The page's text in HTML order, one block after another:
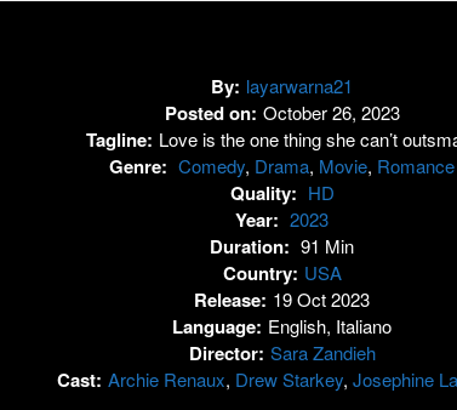
By: layarwarna21
Posted on: October 26, 2023
Tagline: Love is the one thing she can’t
Genre: Comedy, Drama, Movie, Romance
Quality: HD
Year: 2023
Duration: 91 Min
Country: USA
Release: 19 Oct 2023
Language: English, Italiano
Director: Sara Zandieh
Cast: Archie Renaux, Drew Starkey, Josephine